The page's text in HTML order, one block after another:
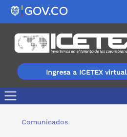
Ingresa a ICETEX virtual
Comunicados